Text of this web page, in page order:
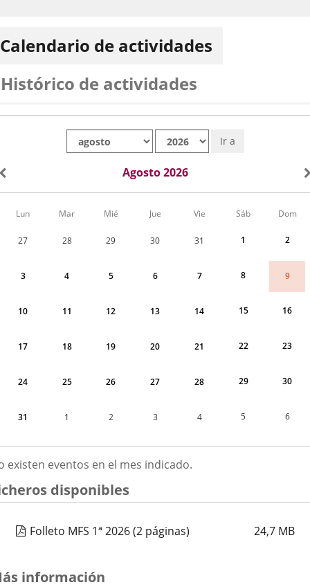
Calendario de actividades
Histórico de actividades
Ir a
Agosto 2026
Calendario
correspondiente
Lun Mar Mié Jue Vie Sáb Dom
27 28 29 30 31 1 2
3 4 5 6 7 8 9
10 11 12 13 14 15 16
17 18 19 20 21 22 23
24 25 26 27 28 29 30
31 1 2 3 4 5 6
existen eventos en el mes indicado.
disponibles
Folleto MFS 1ª 2026 24,7 MB
(2 páginas)
información